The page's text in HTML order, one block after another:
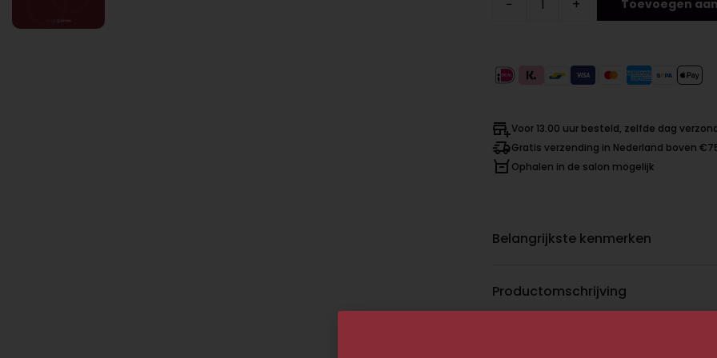
− + Toevoegen
Voor 13.00 uur besteld, zelfde dag
Gratis verzending in Nederland boven
Ophalen in de salon mogelijk
Belangrijkste kenmerken
Productomschrijving